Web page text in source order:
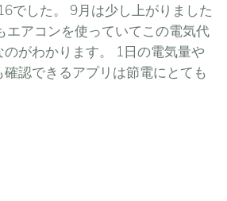
でした。 9月は少し上がりました
エアコンを使っていてこの電気代
がわかります。 1日の電気量や
認できるアプリは節電にとても